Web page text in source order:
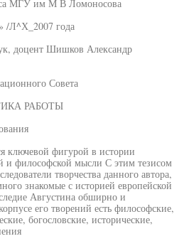
МГУ им М В Ломоносова
/Л^Х_2007 года
доцент Шишков Александр
Совета
РАБОТЫ
ключевой фигурой в истории
и философской мысли С этим тезисом
творчества данного автора,
знакомые с историей европейской
Августина обширно и
его творений есть философские,
богословские, исторические,